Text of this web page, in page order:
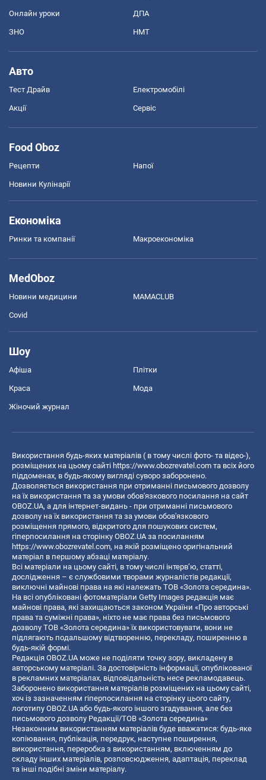
Онлайн уроки ДПА
ЗНО НМТ
Авто
Тест Драйв Електромобілі
Акції Сервіс
Food Oboz
Рецепти Напої
Новини Кулінарії
Економіка
Ринки та компанії Макроекономіка
MedOboz
Новини медицини MAMACLUB
Covid
Шоу
Афіша Плітки
Краса Мода
Жіночий журнал
Використання будь-яких матеріалів ( в тому числі фото- та відео-),
розміщених на цьому сайті https://www.obozrevatel.com та всіх його
піддоменах, в будь-якому вигляді суворо заборонено.
Дозволяється використання при отриманні письмового дозволу
на їх використання та за умови обов'язкового посилання на сайт
OBOZ.UA, а для інтернет-видань - при отриманні письмового
дозволу на їх використання та за умови обов'язкового
розміщення прямого, відкритого для пошукових систем,
гіперпосилання на сторінку OBOZ.UA за посиланням
https://www.obozrevatel.com, на якій розміщено оригінальний
матеріал в першому абзаці матеріалу.
Всі матеріали на цьому сайті, в тому числі інтерв’ю, статті,
дослідження – є службовими творами журналістів редакції,
виключні майнові права на які належать ТОВ «Золота середина».
На всі опубліковані фотоматеріали Getty Images редакція має
майнові права, які захищаються законом України «Про авторські
права та суміжні права», ніхто не має права без письмового
дозволу ТОВ «Золота середина» їх використовувати, вони не
підлягають подальшому відтворенню, перекладу, поширенню в
будь-якій формі.
Редакція OBOZ.UA може не поділяти точку зору, викладену в
авторському матеріалі. За достовірність інформації, опублікованої
в рекламних матеріалах, відповідальність несе рекламодавець.
Заборонено використання матеріалів розміщених на цьому сайті,
хоч із зазначенням гіперпосилання на сторінку цього сайту,
логотипу OBOZ.UA або будь-якого іншого згадування, але без
письмового дозволу Редакції/ТОВ «Золота середина»
Незаконним використанням матеріалів буде вважатися: будь-яке
копiювання, публiкацiя, передрук, наступне поширення,
використання, переробка з використанням, включенням до
складу інших матеріалів, розповсюдження, адаптація, переклад
та інші подібні зміни матеріалу.